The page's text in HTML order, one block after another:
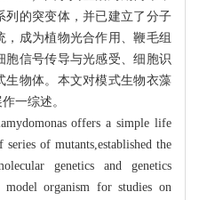
列的突变体，并已建立了分子
成为植物光合作用、鞭毛组
信号传导与光感受、细胞识
生物体。本文对模式生物衣藻
一综述。
offers a simple life
of mutants,established the
genetics and genetics
organism for studies on